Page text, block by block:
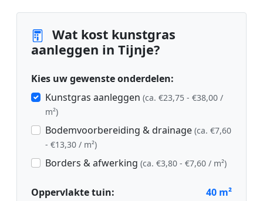
Wat kost kunstgras
aanleggen in Tijnje?
Kies uw gewenste onderdelen:
Kunstgras aanleggen (ca. €23,75 - €38,00 /
m²)
Bodemvoorbereiding & drainage (ca. €7,60
- €13,30 / m²)
Borders & afwerking (ca. €3,80 - €7,60 / m²)
Oppervlakte tuin: 40 m²